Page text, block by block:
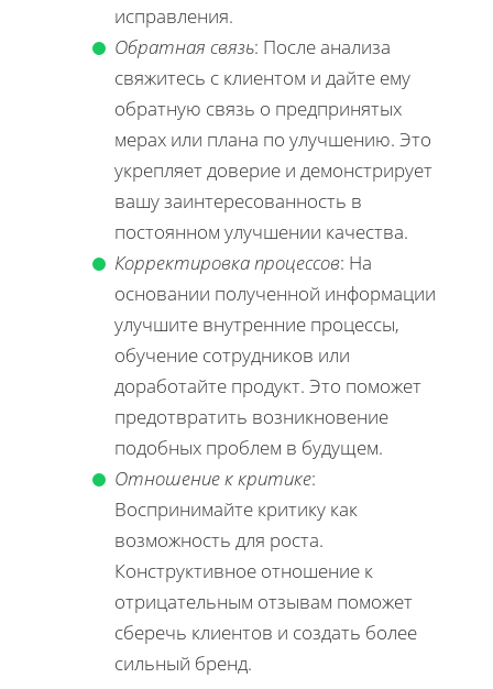
исправления.
Обратная связь: После анализа
свяжитесь с клиентом и дайте ему
обратную связь о предпринятых
мерах или плана по улучшению. Это
укрепляет доверие и демонстрирует
вашу заинтересованность в
постоянном улучшении качества.
Корректировка процессов: На
основании полученной информации
улучшите внутренние процессы,
обучение сотрудников или
доработайте продукт. Это поможет
предотвратить возникновение
подобных проблем в будущем.
Отношение к критике:
Воспринимайте критику как
возможность для роста.
Конструктивное отношение к
отрицательным отзывам поможет
сберечь клиентов и создать более
сильный бренд.